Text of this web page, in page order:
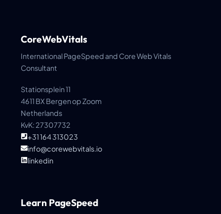
CoreWebVitals
International PageSpeed and Core Web Vitals
Consultant
Stationsplein 11
4611 BX Bergen op Zoom
Netherlands
KvK: 27307732
+31 164 313023
info@corewebvitals.io
linkedin
Learn PageSpeed